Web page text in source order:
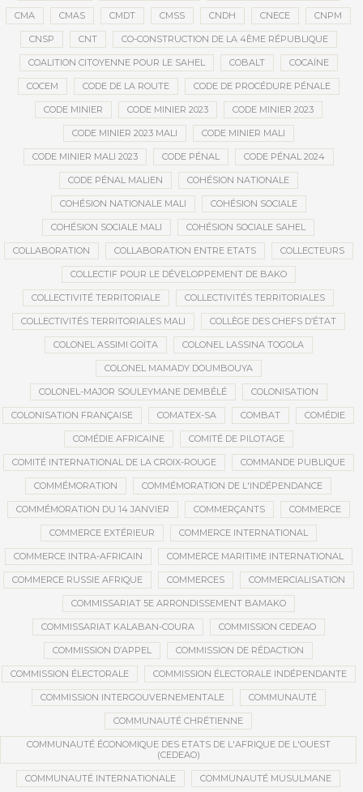
CMA CMAS CMDT CMSS CNDH CNECE CNPM
CNSP CNT CO-CONSTRUCTION DE LA 4ÈME RÉPUBLIQUE
COALITION CITOYENNE POUR LE SAHEL COBALT COCAÏNE
COCEM CODE DE LA ROUTE CODE DE PROCÉDURE PÉNALE
CODE MINIER CODE MINIER 2023 CODE MINIER 2023
CODE MINIER 2023 MALI CODE MINIER MALI
CODE MINIER MALI 2023 CODE PÉNAL CODE PÉNAL 2024
CODE PÉNAL MALIEN COHÉSION NATIONALE
COHÉSION NATIONALE MALI COHÉSION SOCIALE
COHÉSION SOCIALE MALI COHÉSION SOCIALE SAHEL
COLLABORATION COLLABORATION ENTRE ETATS COLLECTEURS
COLLECTIF POUR LE DÉVELOPPEMENT DE BAKO
COLLECTIVITÉ TERRITORIALE COLLECTIVITÉS TERRITORIALES
COLLECTIVITÉS TERRITORIALES MALI COLLÈGE DES CHEFS D’ÉTAT
COLONEL ASSIMI GOÏTA COLONEL LASSINA TOGOLA
COLONEL MAMADY DOUMBOUYA
COLONEL-MAJOR SOULEYMANE DEMBÉLÉ COLONISATION
COLONISATION FRANÇAISE COMATEX-SA COMBAT COMÉDIE
COMÉDIE AFRICAINE COMITÉ DE PILOTAGE
COMITÉ INTERNATIONAL DE LA CROIX-ROUGE COMMANDE PUBLIQUE
COMMÉMORATION COMMÉMORATION DE L'INDÉPENDANCE
COMMÉMORATION DU 14 JANVIER COMMERÇANTS COMMERCE
COMMERCE EXTÉRIEUR COMMERCE INTERNATIONAL
COMMERCE INTRA-AFRICAIN COMMERCE MARITIME INTERNATIONAL
COMMERCE RUSSIE AFRIQUE COMMERCES COMMERCIALISATION
COMMISSARIAT 5E ARRONDISSEMENT BAMAKO
COMMISSARIAT KALABAN-COURA COMMISSION CEDEAO
COMMISSION D’APPEL COMMISSION DE RÉDACTION
COMMISSION ÉLECTORALE COMMISSION ÉLECTORALE INDÉPENDANTE
COMMISSION INTERGOUVERNEMENTALE COMMUNAUTÉ
COMMUNAUTÉ CHRÉTIENNE
COMMUNAUTÉ ÉCONOMIQUE DES ETATS DE L'AFRIQUE DE L'OUEST
(CEDEAO)
COMMUNAUTÉ INTERNATIONALE COMMUNAUTÉ MUSULMANE